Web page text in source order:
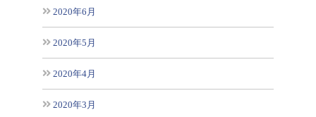
2020年6月
2020年5月
2020年4月
2020年3月